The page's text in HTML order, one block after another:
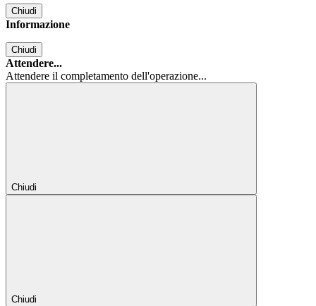
Chiudi
Informazione
Chiudi
Attendere...
Attendere il completamento dell'operazione...
Chiudi
Chiudi